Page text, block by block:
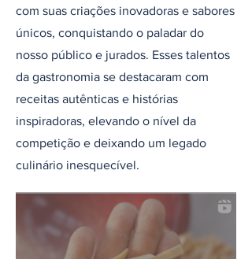
com suas criações inovadoras e sabores
únicos, conquistando o paladar do
nosso público e jurados. Esses talentos
da gastronomia se destacaram com
receitas autênticas e histórias
inspiradoras, elevando o nível da
competição e deixando um legado
culinário inesquecível.